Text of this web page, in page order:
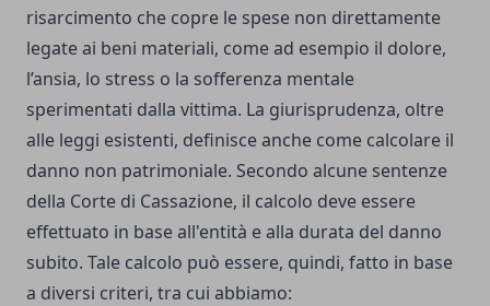
risarcimento che copre le spese non direttamente
legate ai beni materiali, come ad esempio il dolore,
l’ansia, lo stress o la sofferenza mentale
sperimentati dalla vittima. La giurisprudenza, oltre
alle leggi esistenti, definisce anche come calcolare il
danno non patrimoniale. Secondo alcune sentenze
della Corte di Cassazione, il calcolo deve essere
effettuato in base all'entità e alla durata del danno
subito. Tale calcolo può essere, quindi, fatto in base
a diversi criteri, tra cui abbiamo: